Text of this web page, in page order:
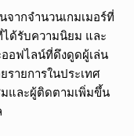
จากจำนวนเกมเมอร์ที่
ได้รับความนิยม และ
อฟไลน์ที่ดึงดูดผู้เล่น
ายการในประเทศ
และผู้ติดตามเพิ่มขึ้น